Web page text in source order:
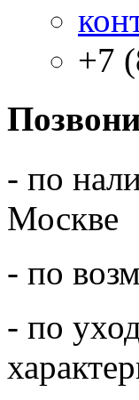
+7
- по
Москве
- по
- по